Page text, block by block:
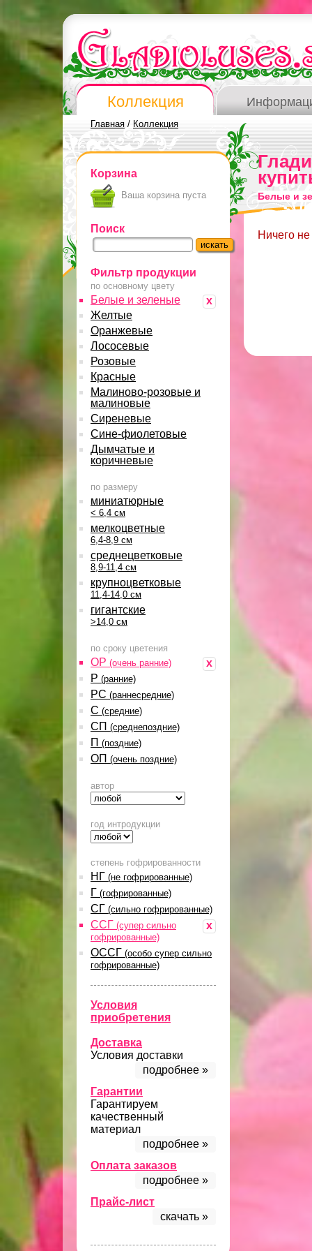
Коллекция
Главная / Коллекция
Корзина
Ваша корзина пуста
Поиск
Фильтр продукции
по основному цвету
x
Белые и зеленые
Желтые
Оранжевые
Лососевые
Розовые
Красные
Малиново-розовые и
малиновые
Сиреневые
Сине-фиолетовые
Дымчатые и
коричневые
по размеру
миниатюрные
< 6,4 см
мелкоцветные
6,4-8,9 см
среднецветковые
8,9-11,4 см
крупноцветковые
11,4-14,0 см
гигантские
>14,0 см
по сроку цветения
x
ОР (очень ранние)
Р (ранние)
РС (раннесредние)
С (средние)
СП (среднепоздние)
П (поздние)
ОП (очень поздние)
автор
год интродукции
степень гофрированности
НГ (не гофрированные)
Г (гофрированные)
СГ (сильно гофрированные)
x
ССГ (супер сильно
гофрированные)
ОССГ (особо супер сильно
гофрированные)
Условия
приобретения
Доставка
Условия доставки
подробнее »
Гарантии
Гарантируем
качественный
материал
подробнее »
Оплата заказов
подробнее »
Прайс-лист
скачать »
Белые и
Ничего